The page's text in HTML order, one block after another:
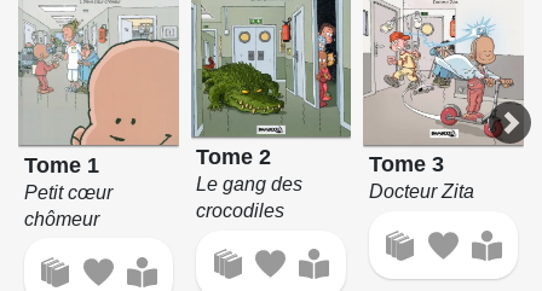
Tome 1
Petit cœur
chômeur
Tome 2
Le gang des
crocodiles
Tome 3
Docteur Zita